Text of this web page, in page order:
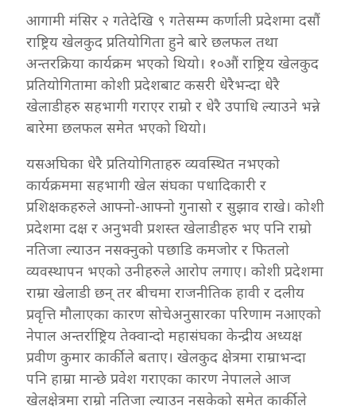
आगामी मंसिर २ गतेदेखि ९ गतेसम्म कर्णाली प्रदेशमा दसौं
राष्ट्रिय खेलकुद प्रतियोगिता हुने बारे छलफल तथा
अन्तरक्रिया कार्यक्रम भएको थियो। १०औं राष्ट्रिय खेलकुद
प्रतियोगितामा कोशी प्रदेशबाट कसरी धेरैभन्दा धेरै
खेलाडीहरु सहभागी गराएर राम्रो र धेरै उपाधि ल्याउने भन्ने
बारेमा छलफल समेत भएको थियो।
यसअघिका धेरै प्रतियोगिताहरु व्यवस्थित नभएको
कार्यक्रममा सहभागी खेल संघका पधादिकारी र
प्रशिक्षकहरुले आफ्नो-आफ्नो गुनासो र सुझाव राखे। कोशी
प्रदेशमा दक्ष र अनुभवी प्रशस्त खेलाडीहरु भए पनि राम्रो
नतिजा ल्याउन नसक्नुको पछाडि कमजोर र फितलो
व्यवस्थापन भएको उनीहरुले आरोप लगाए। कोशी प्रदेशमा
राम्रा खेलाडी छन् तर बीचमा राजनीतिक हावी र दलीय
प्रवृत्ति मौलाएका कारण सोचेअनुसारका परिणाम नआएको
नेपाल अन्तर्राष्ट्रिय तेक्वान्दो महासंघका केन्द्रीय अध्यक्ष
प्रवीण कुमार कार्कीले बताए। खेलकुद क्षेत्रमा राम्राभन्दा
पनि हाम्रा मान्छे प्रवेश गराएका कारण नेपालले आज
खेलक्षेत्रमा राम्रो नतिजा ल्याउन नसकेको समेत कार्कीले